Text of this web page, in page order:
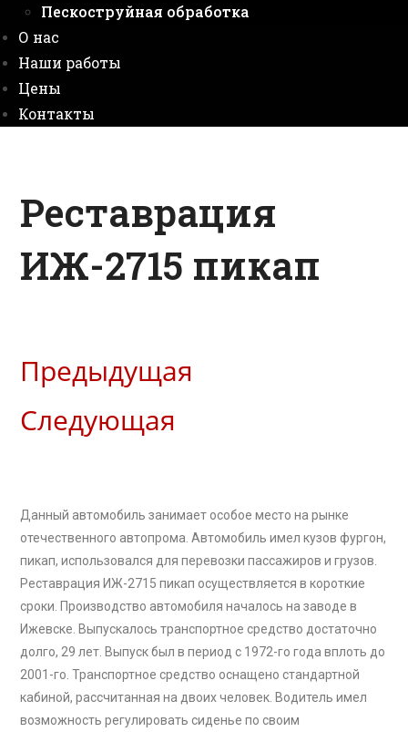
Пескоструйная обработка
О нас
Наши работы
Цены
Контакты
Реставрация
ИЖ-2715 пикап
Предыдущая
Следующая
Данный автомобиль занимает особое место на рынке
отечественного автопрома. Автомобиль имел кузов фургон,
пикап, использовался для перевозки пассажиров и грузов.
Реставрация ИЖ-2715 пикап осуществляется в короткие
сроки. Производство автомобиля началось на заводе в
Ижевске. Выпускалось транспортное средство достаточно
долго, 29 лет. Выпуск был в период с 1972-го года вплоть до
2001-го. Транспортное средство оснащено стандартной
кабиной, рассчитанная на двоих человек. Водитель имел
возможность регулировать сиденье по своим